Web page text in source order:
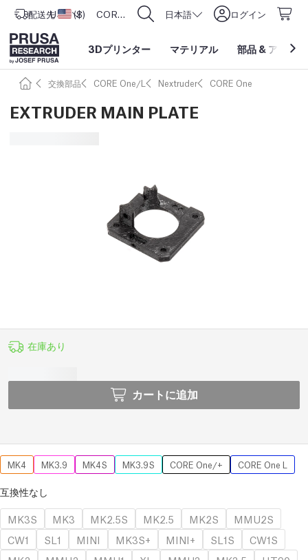
配送先 アメリカ合衆国
USD ($) CORE One L: Now In Stock! 日本語 ログイン
3Dプリンター マテリアル 部品 & アクセ
交換部品 CORE One/L Nextruder CORE One
EXTRUDER MAIN PLATE
在庫あり
カートに追加
MK4 MK3.9 MK4S MK3.9S CORE One/+ CORE One L
互換性なし
MK3S
MK3 MK2.5S MK2.5 MK2S
MMU2S
CW1
SL1 MINI MK3S+ MINI+ SL1S
CW1S